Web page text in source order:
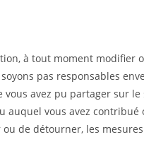
à tout moment modifier
pas responsables
avez pu partager sur
auquel vous avez
de détourner, les